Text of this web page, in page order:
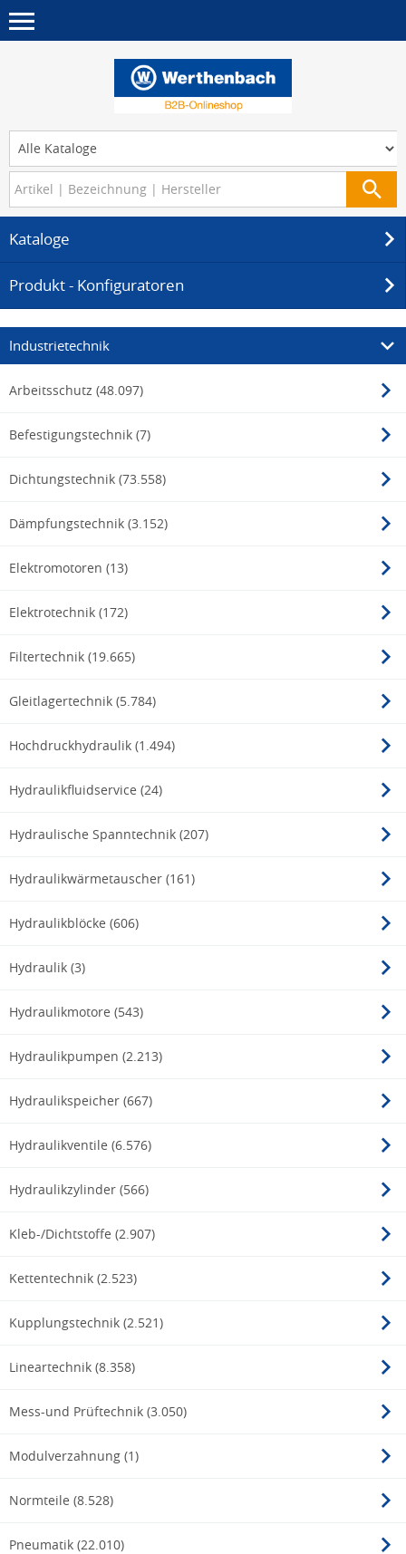
Kataloge
Produkt - Konfiguratoren
Industrietechnik
Arbeitsschutz (48.097)
Befestigungstechnik (7)
Dichtungstechnik (73.558)
Dämpfungstechnik (3.152)
Elektromotoren (13)
Elektrotechnik (172)
Filtertechnik (19.665)
Gleitlagertechnik (5.784)
Hochdruckhydraulik (1.494)
Hydraulikfluidservice (24)
Hydraulische Spanntechnik (207)
Hydraulikwärmetauscher (161)
Hydraulikblöcke (606)
Hydraulik (3)
Hydraulikmotore (543)
Hydraulikpumpen (2.213)
Hydraulikspeicher (667)
Hydraulikventile (6.576)
Hydraulikzylinder (566)
Kleb-/Dichtstoffe (2.907)
Kettentechnik (2.523)
Kupplungstechnik (2.521)
Lineartechnik (8.358)
Mess-und Prüftechnik (3.050)
Modulverzahnung (1)
Normteile (8.528)
Pneumatik (22.010)